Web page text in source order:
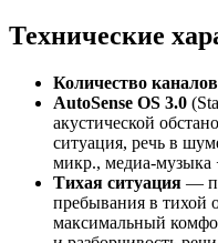
Технические
Количество
AutoSense OS 3.0
акустической
ситуация, речь в
микр., медиа-музыка
Тихая ситуация —
пребывания в тихой
максимальный